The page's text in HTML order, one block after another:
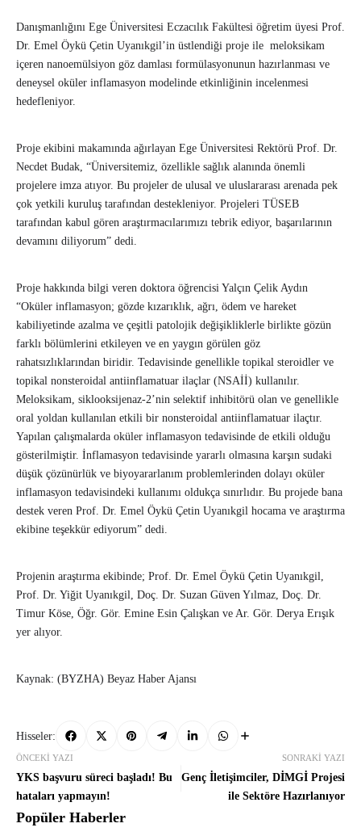
Danışmanlığını Ege Üniversitesi Eczacılık Fakültesi öğretim üyesi Prof.
Dr. Emel Öykü Çetin Uyanıkgil’in üstlendiği proje ile meloksikam
içeren nanoemülsiyon göz damlası formülasyonunun hazırlanması ve
deneysel oküler inflamasyon modelinde etkinliğinin incelenmesi
hedefleniyor.
Proje ekibini makamında ağırlayan Ege Üniversitesi Rektörü Prof. Dr.
Necdet Budak, “Üniversitemiz, özellikle sağlık alanında önemli
projelere imza atıyor. Bu projeler de ulusal ve uluslararası arenada pek
çok yetkili kuruluş tarafından destekleniyor. Projeleri TÜSEB
tarafından kabul gören araştırmacılarımızı tebrik ediyor, başarılarının
devamını diliyorum” dedi.
Proje hakkında bilgi veren doktora öğrencisi Yalçın Çelik Aydın
“Oküler inflamasyon; gözde kızarıklık, ağrı, ödem ve hareket
kabiliyetinde azalma ve çeşitli patolojik değişikliklerle birlikte gözün
farklı bölümlerini etkileyen ve en yaygın görülen göz
rahatsızlıklarından biridir. Tedavisinde genellikle topikal steroidler ve
topikal nonsteroidal antiinflamatuar ilaçlar (NSAİİ) kullanılır.
Meloksikam, siklooksijenaz-2’nin selektif inhibitörü olan ve genellikle
oral yoldan kullanılan etkili bir nonsteroidal antiinflamatuar ilaçtır.
Yapılan çalışmalarda oküler inflamasyon tedavisinde de etkili olduğu
gösterilmiştir. İnflamasyon tedavisinde yararlı olmasına karşın sudaki
düşük çözünürlük ve biyoyararlanım problemlerinden dolayı oküler
inflamasyon tedavisindeki kullanımı oldukça sınırlıdır. Bu projede bana
destek veren Prof. Dr. Emel Öykü Çetin Uyanıkgil hocama ve araştırma
ekibine teşekkür ediyorum” dedi.
Projenin araştırma ekibinde; Prof. Dr. Emel Öykü Çetin Uyanıkgil,
Prof. Dr. Yiğit Uyanıkgil, Doç. Dr. Suzan Güven Yılmaz, Doç. Dr.
Timur Köse, Öğr. Gör. Emine Esin Çalışkan ve Ar. Gör. Derya Erışık
yer alıyor.
Kaynak: (BYZHA) Beyaz Haber Ajansı
Hisseler:
ÖNCEKI YAZI
YKS başvuru süreci başladı! Bu
hataları yapmayın!
SONRAKI YAZI
Genç İletişimciler, DİMGİ Projesi
ile Sektöre Hazırlanıyor
Popüler Haberler